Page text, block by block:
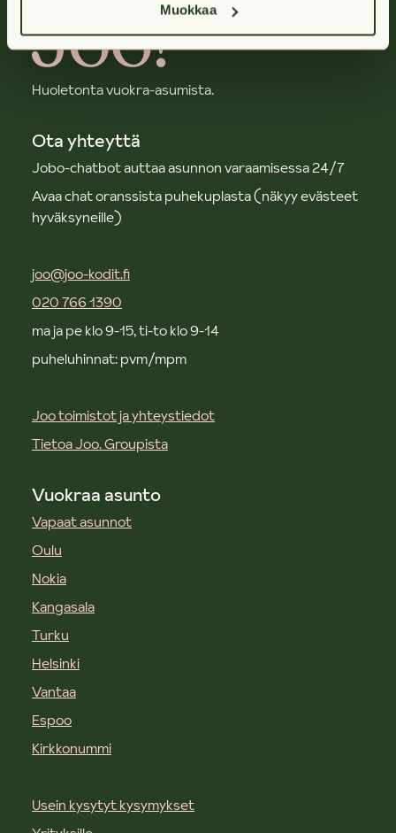
Muokkaa
Huoletonta vuokra-asumista.
Ota yhteyttä
Jobo-chatbot auttaa asunnon varaamisessa 24/7
Avaa chat oranssista puhekuplasta (näkyy evästeet
hyväksyneille)
joo@joo-kodit.fi
020 766 1390
ma ja pe klo 9-15, ti-to klo 9-14
puheluhinnat: pvm/mpm
Joo toimistot ja yhteystiedot
Tietoa Joo. Groupista
Vuokraa asunto
Vapaat asunnot
Oulu
Nokia
Kangasala
Turku
Helsinki
Vantaa
Espoo
Kirkkonummi
Usein kysytyt kysymykset